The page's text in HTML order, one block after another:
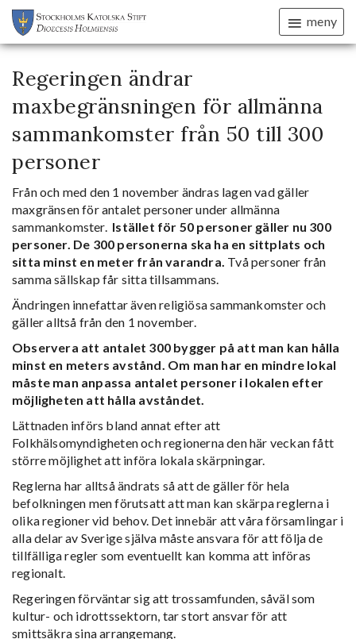
meny
Regeringen ändrar
maxbegränsningen för allmänna
sammankomster från 50 till 300
personer
Från och med den 1 november ändras lagen vad gäller
maxgränsen för antalet personer under allmänna
sammankomster. Istället för 50 personer gäller nu 300
personer. De 300 personerna ska ha en sittplats och
sitta minst en meter från varandra. Två personer från
samma sällskap får sitta tillsammans.
Ändringen innefattar även religiösa sammankomster och
gäller alltså från den 1 november.
Observera att antalet 300 bygger på att man kan hålla
minst en meters avstånd. Om man har en mindre lokal
måste man anpassa antalet personer i lokalen efter
möjligheten att hålla avståndet.
Lättnaden införs bland annat efter att
Folkhälsomyndigheten och regionerna den här veckan fått
större möjlighet att införa lokala skärpningar.
Reglerna har alltså ändrats så att de gäller för hela
befolkningen men förutsatt att man kan skärpa reglerna i
olika regioner vid behov. Det innebär att våra församlingar i
alla delar av Sverige själva måste ansvara för att följa de
tillfälliga regler som eventuellt kan komma att införas
regionalt.
Regeringen förväntar sig att trossamfunden, såväl som
kultur- och idrottssektorn, tar stort ansvar för att
smittsäkra sina arrangemang.